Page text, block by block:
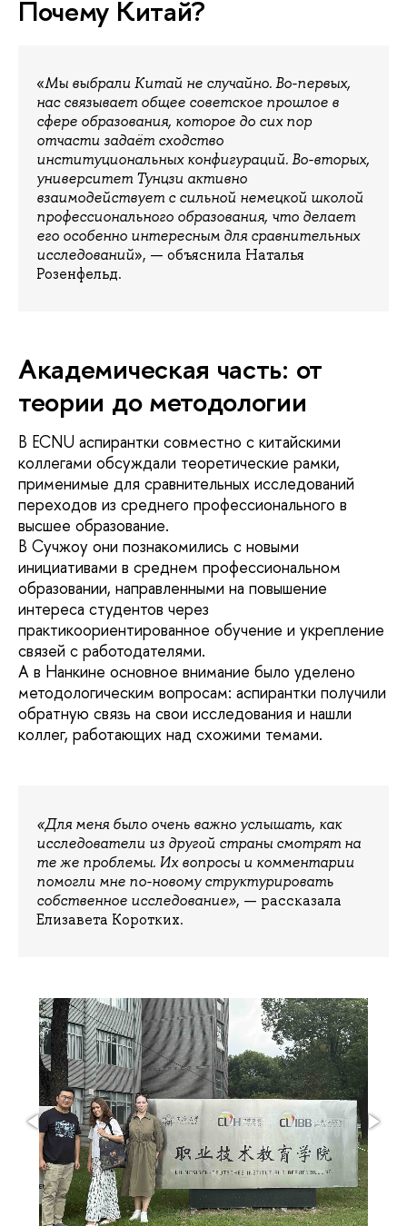
Почему Китай?
«Мы выбрали Китай не случайно. Во-первых,
нас связывает общее советское прошлое в
сфере образования, которое до сих пор
отчасти задаёт сходство
институциональных конфигураций. Во-вторых,
университет Тунцзи активно
взаимодействует с сильной немецкой школой
профессионального образования, что делает
его особенно интересным для сравнительных
исследований», — объяснила Наталья
Розенфельд.
Академическая часть: от
теории до методологии
В ECNU аспирантки совместно с китайскими
коллегами обсуждали теоретические рамки,
применимые для сравнительных исследований
переходов из среднего профессионального в
высшее образование.
В Сучжоу они познакомились с новыми
инициативами в среднем профессиональном
образовании, направленными на повышение
интереса студентов через
практикоориентированное обучение и укрепление
связей с работодателями.
А в Нанкине основное внимание было уделено
методологическим вопросам: аспирантки получили
обратную связь на свои исследования и нашли
коллег, работающих над схожими темами.
«Для меня было очень важно услышать, как
исследователи из другой страны смотрят на
те же проблемы. Их вопросы и комментарии
помогли мне по-новому структурировать
собственное исследование», — рассказала
Елизавета Коротких.